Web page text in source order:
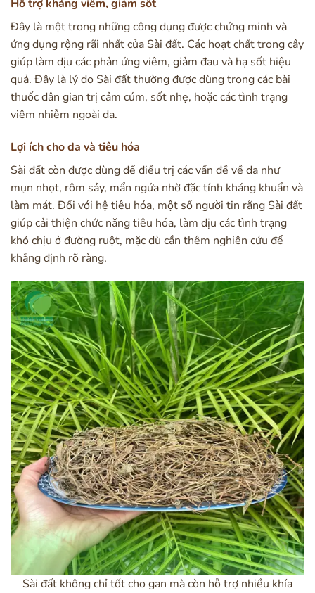
Hỗ trợ kháng viêm, giảm sốt
Đây là một trong những công dụng được chứng minh và
ứng dụng rộng rãi nhất của Sài đất. Các hoạt chất trong cây
giúp làm dịu các phản ứng viêm, giảm đau và hạ sốt hiệu
quả. Đây là lý do Sài đất thường được dùng trong các bài
thuốc dân gian trị cảm cúm, sốt nhẹ, hoặc các tình trạng
viêm nhiễm ngoài da.
Lợi ích cho da và tiêu hóa
Sài đất còn được dùng để điều trị các vấn đề về da như
mụn nhọt, rôm sảy, mẩn ngứa nhờ đặc tính kháng khuẩn và
làm mát. Đối với hệ tiêu hóa, một số người tin rằng Sài đất
giúp cải thiện chức năng tiêu hóa, làm dịu các tình trạng
khó chịu ở đường ruột, mặc dù cần thêm nghiên cứu để
khẳng định rõ ràng.
Sài đất không chỉ tốt cho gan mà còn hỗ trợ nhiều khía